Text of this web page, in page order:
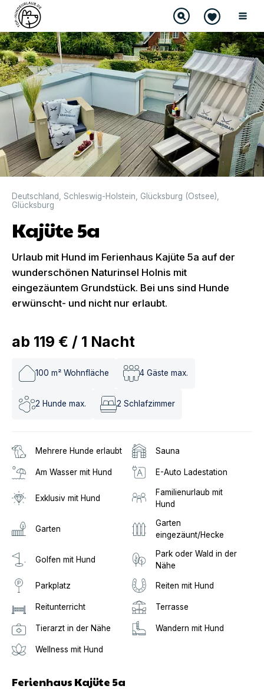
Deutschland Schleswig-Holstein Glücksburg (Ostsee)
Glücksburg
Kajüte 5a
Urlaub mit Hund im Ferienhaus Kajüte 5a auf der
wunderschönen Naturinsel Holnis mit
eingezäuntem Grundstück. Bei uns sind Hunde
erwünscht- und nicht nur erlaubt.
ab 119 € / 1 Nacht
100 m² Wohnfläche 4 Gäste max.
2 Hunde max. 2 Schlafzimmer
Mehrere Hunde erlaubt Sauna
Am Wasser mit Hund E-Auto Ladestation
Exklusiv mit Hund
Familienurlaub mit
Hund
Garten
Garten
eingezäunt/Hecke
Golfen mit Hund
Park oder Wald in der
Nähe
Parkplatz Reiten mit Hund
Reitunterricht Terrasse
Tierarzt in der Nähe Wandern mit Hund
Wellness mit Hund
Ferienhaus Kajüte 5a